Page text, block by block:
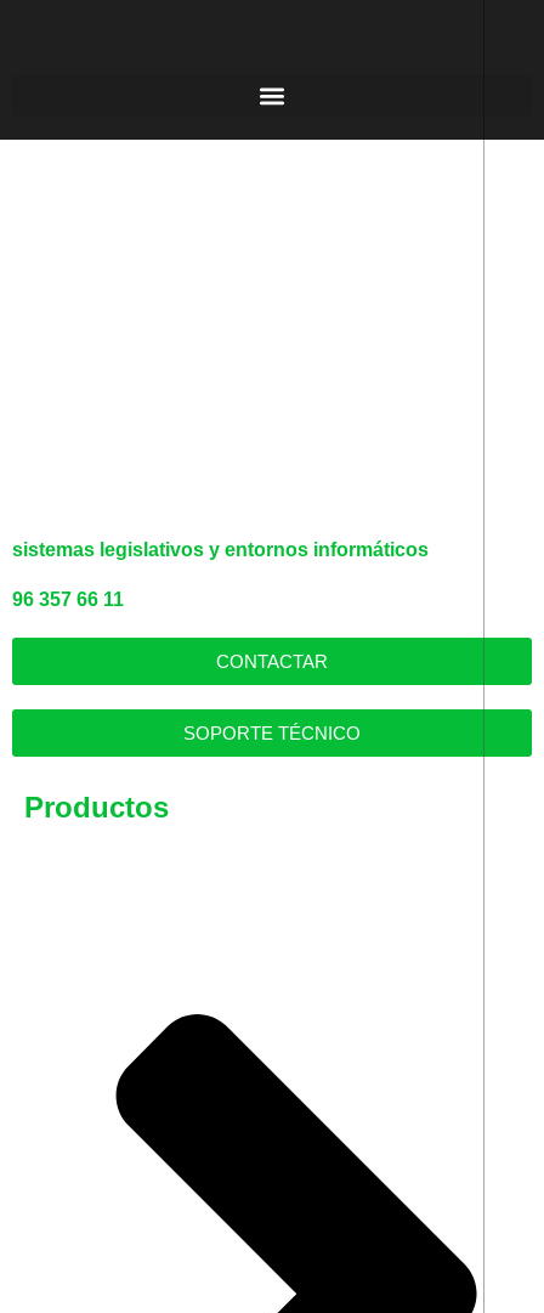
sistemas legislativos y entornos informáticos
96 357 66 11
CONTACTAR
SOPORTE TÉCNICO
Productos